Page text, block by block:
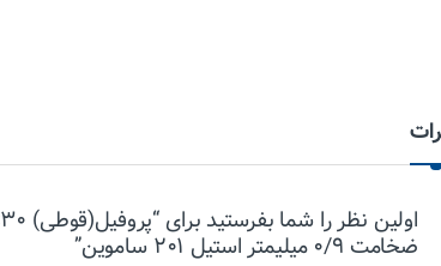
ضخامت ۰/۹ میلیمتر استیل ۲۰۱ ساموین”